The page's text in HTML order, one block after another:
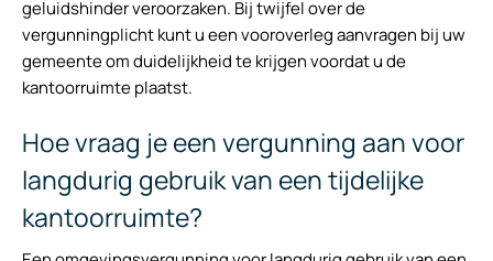
geluidshinder veroorzaken. Bij twijfel over de
vergunningplicht kunt u een vooroverleg aanvragen bij uw
gemeente om duidelijkheid te krijgen voordat u de
kantoorruimte plaatst.
Hoe vraag je een vergunning aan voor
langdurig gebruik van een tijdelijke
kantoorruimte?